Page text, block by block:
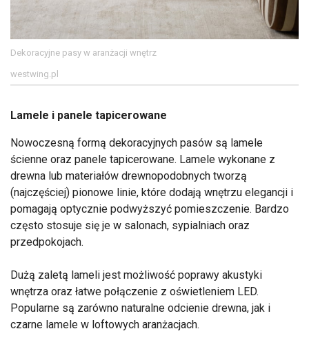
Dekoracyjne pasy w aranżacji wnętrz
westwing.pl
Lamele i panele tapicerowane
Nowoczesną formą dekoracyjnych pasów są lamele
ścienne oraz panele tapicerowane. Lamele wykonane z
drewna lub materiałów drewnopodobnych tworzą
(najczęściej) pionowe linie, które dodają wnętrzu elegancji i
pomagają optycznie podwyższyć pomieszczenie. Bardzo
często stosuje się je w salonach, sypialniach oraz
przedpokojach.
Dużą zaletą lameli jest możliwość poprawy akustyki
wnętrza oraz łatwe połączenie z oświetleniem LED.
Popularne są zarówno naturalne odcienie drewna, jak i
czarne lamele w loftowych aranżacjach.